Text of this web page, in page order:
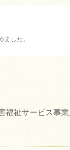
した。
福祉サービス事